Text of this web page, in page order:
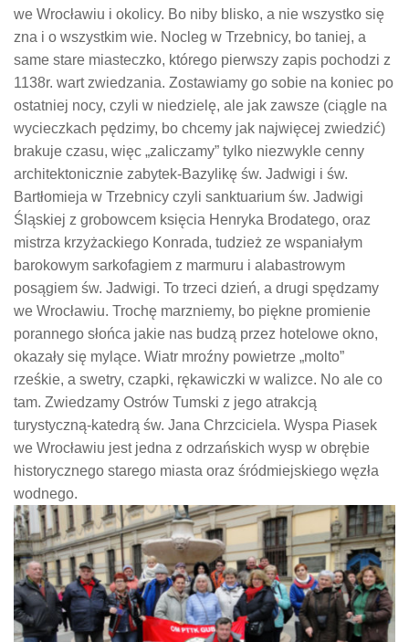
we Wrocławiu i okolicy. Bo niby blisko, a nie wszystko się
zna i o wszystkim wie. Nocleg w Trzebnicy, bo taniej, a
same stare miasteczko, którego pierwszy zapis pochodzi z
1138r. wart zwiedzania. Zostawiamy go sobie na koniec po
ostatniej nocy, czyli w niedzielę, ale jak zawsze (ciągle na
wycieczkach pędzimy, bo chcemy jak najwięcej zwiedzić)
brakuje czasu, więc „zaliczamy” tylko niezwykle cenny
architektonicznie zabytek-Bazylikę św. Jadwigi i św.
Bartłomieja w Trzebnicy czyli sanktuarium św. Jadwigi
Śląskiej z grobowcem księcia Henryka Brodatego, oraz
mistrza krzyżackiego Konrada, tudzież ze wspaniałym
barokowym sarkofagiem z marmuru i alabastrowym
posągiem św. Jadwigi. To trzeci dzień, a drugi spędzamy
we Wrocławiu. Trochę marzniemy, bo piękne promienie
porannego słońca jakie nas budzą przez hotelowe okno,
okazały się mylące. Wiatr mroźny powietrze „molto”
rześkie, a swetry, czapki, rękawiczki w walizce. No ale co
tam. Zwiedzamy Ostrów Tumski z jego atrakcją
turystyczną-katedrą św. Jana Chrzciciela. Wyspa Piasek
we Wrocławiu jest jedna z odrzańskich wysp w obrębie
historycznego starego miasta oraz śródmiejskiego węzła
wodnego.